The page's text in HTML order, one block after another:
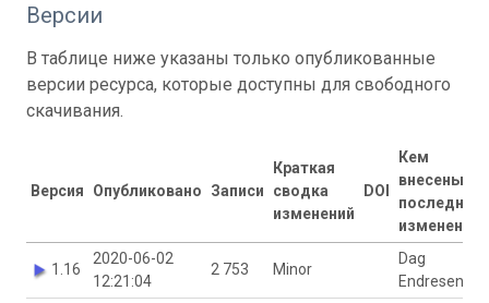
Версии
В таблице ниже указаны только опубликованные
версии ресурса, которые доступны для свободного
скачивания.
Версия Опубликовано Записи
Краткая
сводка
изменений
DOI
Кем
внесены
последние
изменения
1.16
2020-06-02
12:21:04
2 753 Minor
Dag
Endresen